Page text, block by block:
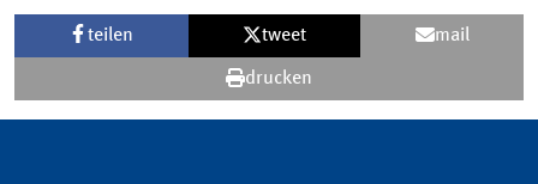
teilen tweet mail
drucken